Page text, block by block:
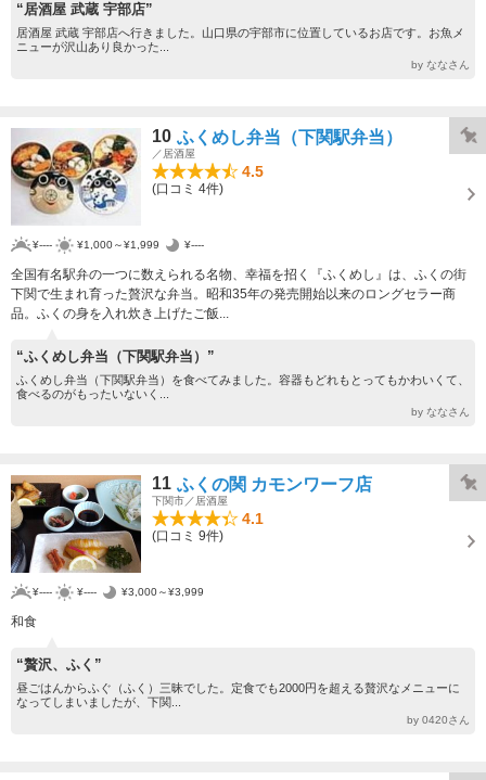
“居酒屋 武蔵 宇部店”
居酒屋 武蔵 宇部店へ行きました。山口県の宇部市に位置しているお店です。お魚メ
ニューが沢山あり良かった...
by ななさん
10 ふくめし弁当（下関駅弁当）
／居酒屋
4.5
(口コミ 4件)
¥---- ¥1,000～¥1,999 ¥----
全国有名駅弁の一つに数えられる名物、幸福を招く『ふくめし』は、ふくの街
下関で生まれ育った贅沢な弁当。昭和35年の発売開始以来のロングセラー商
品。ふくの身を入れ炊き上げたご飯...
“ふくめし弁当（下関駅弁当）”
ふくめし弁当（下関駅弁当）を食べてみました。容器もどれもとってもかわいくて、
食べるのがもったいないく...
by ななさん
11 ふくの関 カモンワーフ店
下関市／居酒屋
4.1
(口コミ 9件)
¥---- ¥---- ¥3,000～¥3,999
和食
“贅沢、ふく”
昼ごはんからふぐ（ふく）三昧でした。定食でも2000円を超える贅沢なメニューに
なってしまいましたが、下関...
by 0420さん